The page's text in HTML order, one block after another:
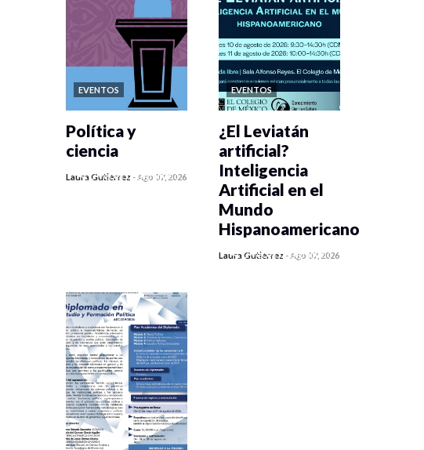
EVENTOS
0 veces compartido
Política y
ciencia
Laura Gutiérrez -Ago 07, 2026
EVENTOS
0 veces compartido
¿El Leviatán
artificial?
Inteligencia
Artificial en el
Mundo
Hispanoamericano
Laura Gutiérrez -Ago 07, 2026